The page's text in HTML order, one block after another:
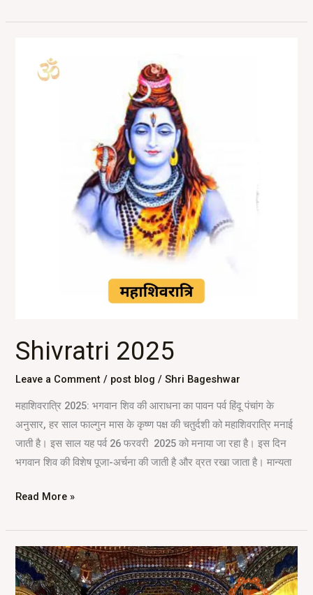
Shivratri 2025
Leave a Comment / post blog /Shri Bageshwar
महाशिवरात्रि 2025: भगवान शिव की आराधना का पावन पर्व हिंदू पंचांग के
अनुसार, हर साल फाल्गुन मास के कृष्ण पक्ष की चतुर्दशी को महाशिवरात्रि मनाई
जाती है। इस साल यह पर्व 26 फरवरी 2025 को मनाया जा रहा है। इस दिन
भगवान शिव की विशेष पूजा-अर्चना की जाती है और व्रत रखा जाता है। मान्यता
Read More »
Jhandewalan
Mandir